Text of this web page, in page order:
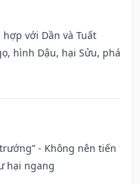
với Dần và Tuất
hình Dậu, hại Sửu, phá
- Không nên tiến
hại ngang